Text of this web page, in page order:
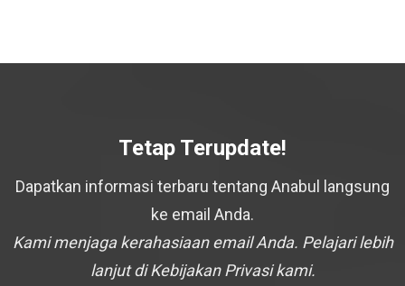
Tetap Terupdate!
Dapatkan informasi terbaru tentang Anabul langsung
ke email Anda.
Kami menjaga kerahasiaan email Anda. Pelajari lebih
lanjut di Kebijakan Privasi kami.